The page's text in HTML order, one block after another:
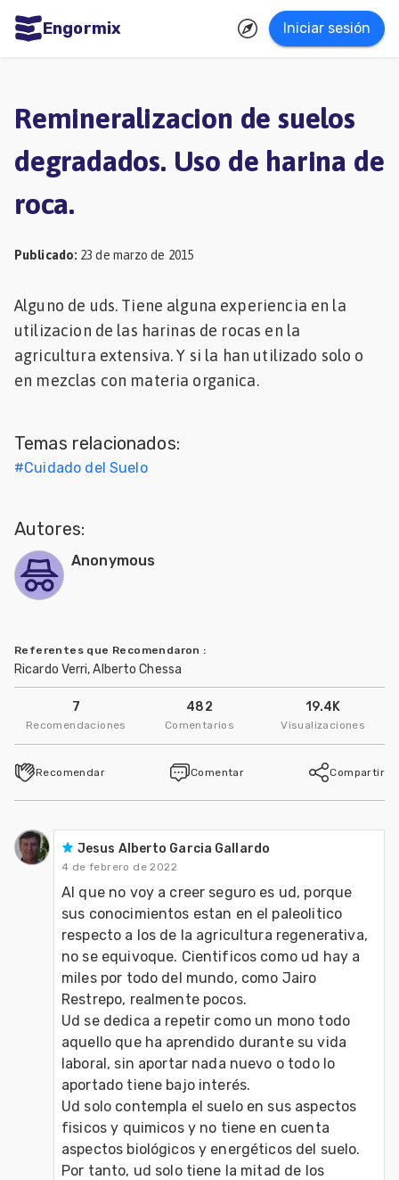
Engormix Iniciar sesión
Agricultura
Balanceados
Avicultura
Ganadería
Lechería
Micotoxinas
Porcicultura
Remineralizacion de suelos
degradados. Uso de harina de
roca.
Publicado: 23 de marzo de 2015
Alguno de uds. Tiene alguna experiencia en la
utilizacion de las harinas de rocas en la
agricultura extensiva. Y si la han utilizado solo o
en mezclas con materia organica.
Temas relacionados:
#Cuidado del Suelo
Autores:
Anonymous
Referentes que Recomendaron :
Ricardo Verri, Alberto Chessa
7
Recomendaciones
482
Comentarios
19.4K
Visualizaciones
Recomendar Comentar Compartir
Jesus Alberto Garcia Gallardo
4 de febrero de 2022
Al que no voy a creer seguro es ud, porque
sus conocimientos estan en el paleolitico
respecto a los de la agricultura regenerativa,
no se equivoque. Cientificos como ud hay a
miles por todo del mundo, como Jairo
Restrepo, realmente pocos.
Ud se dedica a repetir como un mono todo
aquello que ha aprendido durante su vida
laboral, sin aportar nada nuevo o todo lo
aportado tiene bajo interés.
Ud solo contempla el suelo en sus aspectos
fisicos y quimicos y no tiene en cuenta
aspectos biológicos y energéticos del suelo.
Por tanto, ud solo tiene la mitad de los